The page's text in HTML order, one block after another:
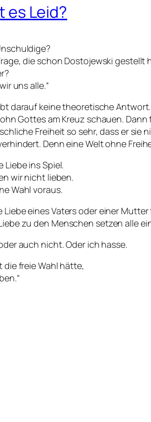
es Leid?
die schon Dostojewski gestellt
uns alle.“
darauf keine theoretische
Gottes am Kreuz schauen.
Freiheit so sehr, dass er
Denn eine Welt ohne
Liebe ins Spiel.
wir nicht lieben.
Wahl voraus.
Liebe eines Vaters oder einer
zu den Menschen setzen alle
auch nicht. Oder ich hasse.
freie Wahl hätte,